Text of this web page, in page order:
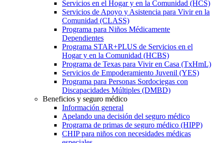
Servicios en el Hogar y en la Comunidad (HCS)
Servicios de Apoyo y Asistencia para Vivir en la
Comunidad (CLASS)
Programa para Niños Médicamente
Dependientes
Programa STAR+PLUS de Servicios en el
Hogar y en la Comunidad (HCBS)
Programa de Texas para Vivir en Casa (TxHmL)
Servicios de Empoderamiento Juvenil (YES)
Programa para Personas Sordociegas con
Discapacidades Múltiples (DMBD)
Beneficios y seguro médico
Información general
Apelando una decisión del seguro médico
Programa de primas de seguro médico (HIPP)
CHIP para niños con necesidades médicas